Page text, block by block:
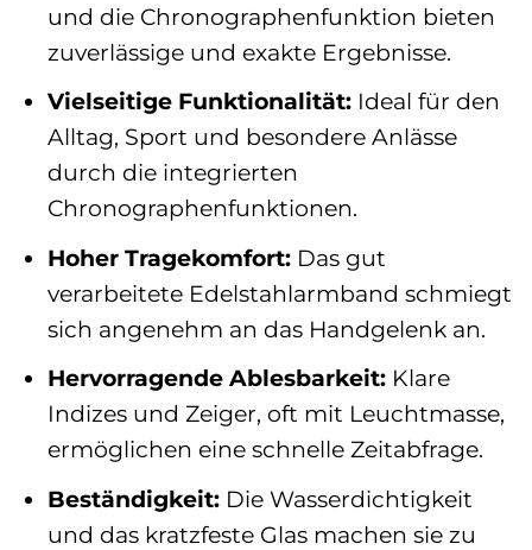
und die Chronographenfunktion bieten
zuverlässige und exakte Ergebnisse.
Vielseitige Funktionalität:Ideal für den
Alltag, Sport und besondere Anlässe
durch die integrierten
Chronographenfunktionen.
Hoher Tragekomfort:Das gut
verarbeitete Edelstahlarmband schmiegt
sich angenehm an das Handgelenk an.
Hervorragende Ablesbarkeit:Klare
Indizes und Zeiger, oft mit Leuchtmasse,
ermöglichen eine schnelle Zeitabfrage.
Beständigkeit:Die Wasserdichtigkeit
und das kratzfeste Glas machen sie zu